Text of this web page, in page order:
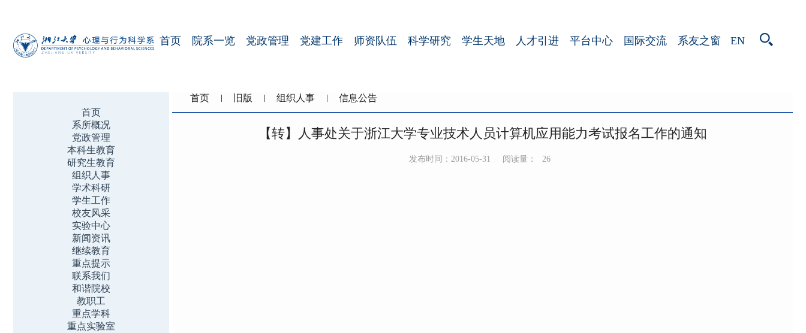
首页 院系一览 党政管理 党建工作 师资队伍 科学研究 学生天地 人才引进 平台中心 国际交流 系友之窗 EN
首页
系所概况
党政管理
本科生教育
研究生教育
组织人事
学术科研
学生工作
校友风采
实验中心
新闻资讯
继续教育
重点提示
联系我们
和谐院校
教职工
重点学科
重点实验室
首页 旧版 组织人事 信息公告
【转】人事处关于浙江大学专业技术人员计算机应用能力考试报名工作的通知
发布时间：2016-05-31 阅读量： 26